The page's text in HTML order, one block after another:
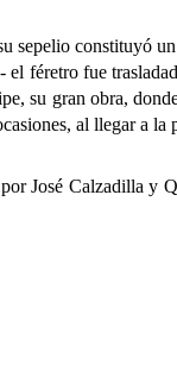
constituyó un
féretro fue
su gran obra,
al llegar a la
Calzadilla y